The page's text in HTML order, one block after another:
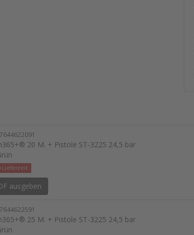
20 M. + Pistole ST-3225 24,5 bar
Lieferzeit
ausgeben
25 M. + Pistole ST-3225 24,5 bar